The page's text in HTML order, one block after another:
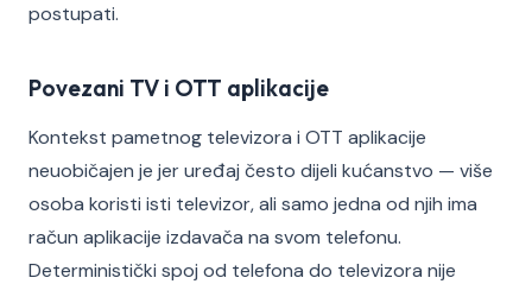
postupati.
Povezani TV i OTT aplikacije
Kontekst pametnog televizora i OTT aplikacije
neuobičajen je jer uređaj često dijeli kućanstvo — više
osoba koristi isti televizor, ali samo jedna od njih ima
račun aplikacije izdavača na svom telefonu.
Deterministički spoj od telefona do televizora nije